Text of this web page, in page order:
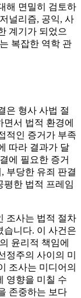
해 면밀히 검토하
널리즘, 공익, 사
계기가 되었으
복잡한 역학 관
은 형사 사법 절
서 법적 환경에
적인 증거가 부족
따라 결과가 달
에 필요한 증거
부당한 유죄 판결
평한 법적 프레임
조사는 법적 절차
습니다. 이 사건은
윤리적 책임에
정주의 사이의 미
조사는 미디어의
영향을 미칠 수
존중하는 보다